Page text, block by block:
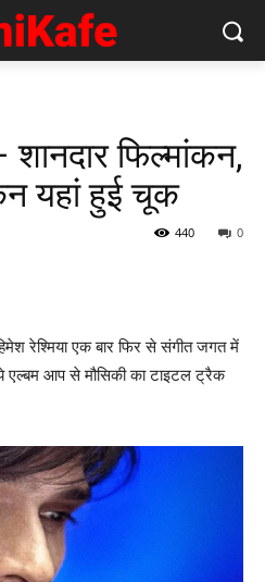
फिल्‍मांकन,
यहां हुई चूक
0
440
रेश्‍मिया एक बार फिर से संगीत जगत में
आप से मौसिकी का टाइटल ट्रैक